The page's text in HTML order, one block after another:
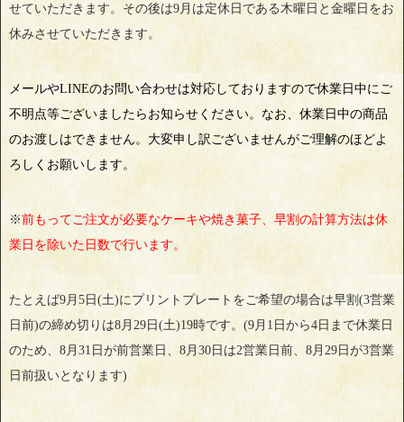
せていただきます。その後は9月は定休日である木曜日と金曜日をお
休みさせていただきます。
メールやLINEのお問い合わせは対応しておりますので休業日中にご
不明点等ございましたらお知らせください。なお、休業日中の商品
のお渡しはできません。大変申し訳ございませんがご理解のほどよ
ろしくお願いします。
※前もってご注文が必要なケーキや焼き菓子、早割の計算方法は休
業日を除いた日数で行います。
たとえば9月5日(土)にプリントプレートをご希望の場合は早割(3営業
日前)の締め切りは8月29日(土)19時です。(9月1日から4日まで休業日
のため、8月31日が前営業日、8月30日は2営業日前、8月29日が3営業
日前扱いとなります)